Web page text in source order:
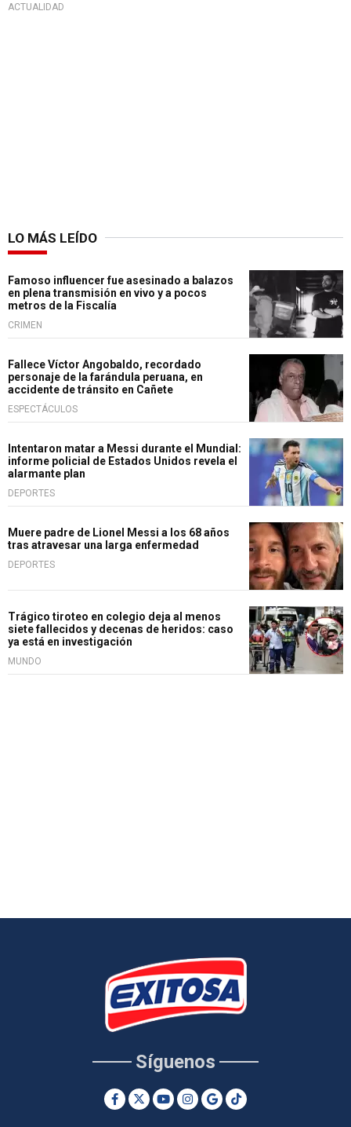
ACTUALIDAD
LO MÁS LEÍDO
Famoso influencer fue asesinado a balazos
en plena transmisión en vivo y a pocos
metros de la Fiscalía
CRIMEN
Fallece Víctor Angobaldo, recordado
personaje de la farándula peruana, en
accidente de tránsito en Cañete
ESPECTÁCULOS
Intentaron matar a Messi durante el Mundial:
informe policial de Estados Unidos revela el
alarmante plan
DEPORTES
Muere padre de Lionel Messi a los 68 años
tras atravesar una larga enfermedad
DEPORTES
Trágico tiroteo en colegio deja al menos
siete fallecidos y decenas de heridos: caso
ya está en investigación
MUNDO
Síguenos